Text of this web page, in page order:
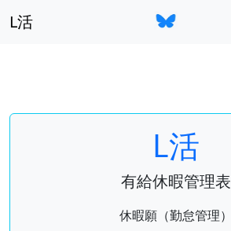
L活
L活
有給休暇管理表
休暇願（勤怠管理）